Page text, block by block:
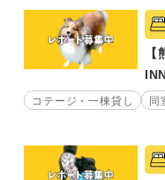
コテージ・一棟貸し 同